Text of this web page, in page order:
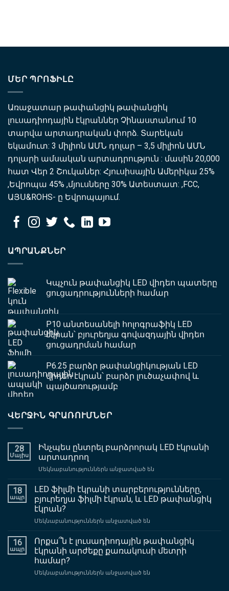
ՄԵՐ ՊՐՈՖԻԼԸ
Առաջատար թափանցիկ թափանցիկ
լուսադիոդային էկրաններ Չինաստանում 10
տարվա արտադրական փորձ. Տարեկան
եկամուտ: 3 միլիոն ԱՄՆ դոլար – 3,5 միլիոն ԱՄՆ
դոլարի ամսական արտադրություն : մասին 20,000
հատ Վեր 2 Շուկաներ: Հյուսիսային Ամերիկա 25%
,Եվրոպա 45% ,մյուսները 30% Ատեստատ: ,FCC,
ԱՅՍ&ROHS- ը Եվրոպայում.
ԱՊՐԱՆՔՆԵՐ
Կպչուն թափանցիկ LED վիդեո պատերը
ցուցադրությունների համար
P10 անտեսանելի հոլոգրաֆիկ LED
էկրան՝ բյուրեղյա գովազդային վիդեո
ցուցադրման համար
P6.25 բարձր թափանցիկության LED
վիդեո էկրան՝ բարձր լուծաչափով և
պայծառությամբ
ՎԵՐՋԻՆ ԳՐԱՌՈՒՄՆԵՐ
28
Մայիս
Ինչպես ընտրել բարձրորակ LED էկրանի
արտադրող
Մեկնաբանություններն անջատված են
ընտրել
բարձրորակ
LED
18
ապր
LED ֆիլմի էկրանի տարբերությունները,
բյուրեղյա ֆիլմի էկրան, և LED թափանցիկ
էկրան?
Մեկնաբանություններն անջատված են
ֆիլմի
էկրանի
տարբերությունները,
16
ապր
Որքա՞ն է լուսադիոդային թափանցիկ
էկրանի արժեքը քառակուսի մետրի
համար?
Մեկնաբանություններն անջատված են